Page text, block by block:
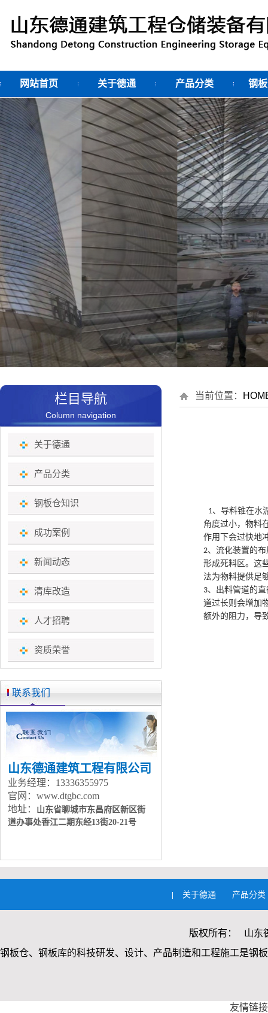
网站首页 关于德通 产品分类 钢
栏目导航
Column navigation
关于德通
产品分类
钢板仓知识
成功案例
新闻动态
清库改造
人才招聘
资质荣誉
联系我们
山东德通建筑工程有限公司
业务经理：13336355975
官网：www.dtgbc.com
地址：
山东省聊城市东昌府区新区街
道办事处香江二期东经13街20-21号
当前位置：
1、导料锥在水
角度过小，物料
作用下会过快地
2、流化装置的
形成死料区。这
法为物料提供足
3、出料管道的
道过长则会增加
额外的阻力，导
关于德通 产品分类
版权所有： 山东
钢板仓、钢板库的科技研发、设计、产品制造和工程施工是钢
友情链